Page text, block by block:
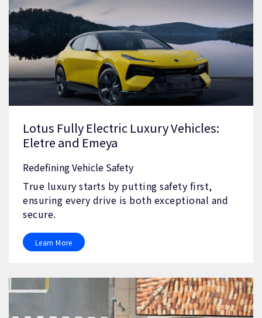
Lotus Fully Electric Luxury Vehicles:
Eletre and Emeya
Redefining Vehicle Safety
True luxury starts by putting safety first,
ensuring every drive is both exceptional and
secure.
Learn More